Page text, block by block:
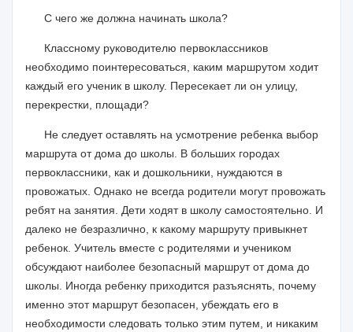
С чего же должна начинать школа?
Классному руководителю первоклассников
необходимо поинтересоваться, каким маршрутом ходит
каждый его ученик в школу. Пересекает ли он улицу,
перекрестки, площади?
Не следует оставлять на усмотрение ребенка выбор
маршрута от дома до школы. В больших городах
первоклассники, как и дошкольники, нуждаются в
провожатых. Однако не всегда родители могут провожать
ребят на занятия. Дети ходят в школу самостоятельно. И
далеко не безразлично, к какому маршруту привыкнет
ребенок. Учитель вместе с родителями и учеником
обсуждают наиболее безопасный маршрут от дома до
школы. Иногда ребенку приходится разъяснять, почему
именно этот маршрут безопасен, убеждать его в
необходимости следовать только этим путем, и никаким